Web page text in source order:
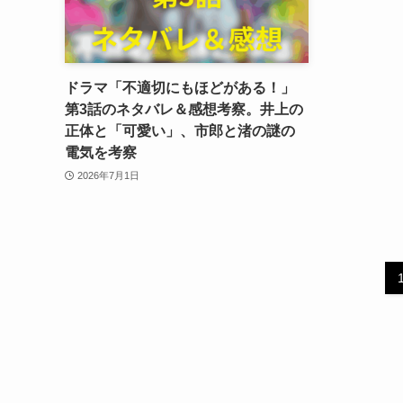
ドラマ「不適切にもほどがある！」
第3話のネタバレ＆感想考察。井上の
正体と「可愛い」、市郎と渚の謎の
電気を考察
2026年7月1日
1